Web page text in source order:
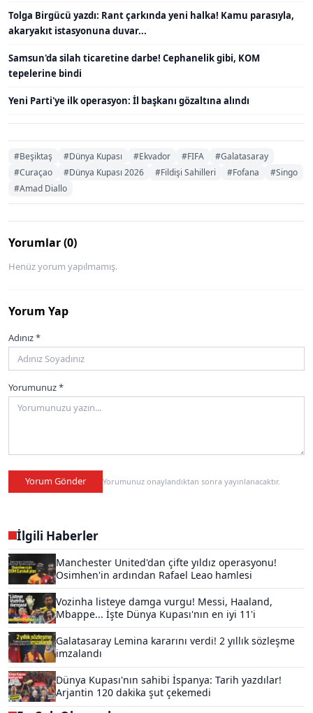
Tolga Birgücü yazdı: Rant çarkında yeni halka! Kamu parasıyla,
akaryakıt istasyonuna duvar...
Samsun'da silah ticaretine darbe! Cephanelik gibi, KOM
tepelerine bindi
Yeni Parti'ye ilk operasyon: İl başkanı gözaltına alındı
#Beşiktaş #Dünya Kupası #Ekvador #FIFA
#Galatasaray
#Curaçao
#Dünya Kupası 2026 #Fildişi Sahilleri #Fofana
#Singo
#Amad Diallo
Yorumlar (0)
Henüz yorum yapılmamış.
Yorum Yap
Adınız *
Yorumunuz *
Yorum Gönder Yorumunuz onaylandıktan sonra yayınlanacaktır.
İlgili Haberler
Manchester United'dan çifte yıldız operasyonu!
Osimhen'in ardından Rafael Leao hamlesi
Vozinha listeye damga vurgu! Messi, Haaland,
Mbappe... İşte Dünya Kupası'nın en iyi 11'i
Galatasaray Lemina kararını verdi! 2 yıllık sözleşme
imzalandı
Dünya Kupası'nın sahibi İspanya: Tarih yazdılar!
Arjantin 120 dakika şut çekemedi